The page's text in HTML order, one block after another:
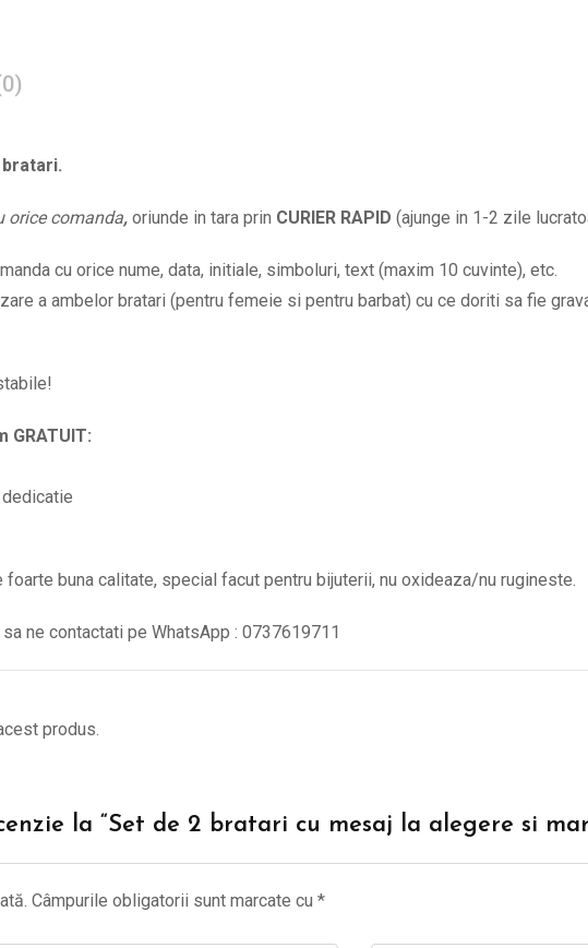
striate
BPC624
quantity
orice comanda, oriunde in tara prin CURIER RAPID (ajunge in 1-2 zile
cu orice nume, data, initiale, simboluri, text (maxim 10 cuvinte), etc.
a ambelor bratari (pentru femeie si pentru barbat) cu ce doriti sa fie
buna calitate, special facut pentru bijuterii, nu oxideaza/nu rugineste.
ne contactati pe WhatsApp : 0737619711
produs.
la “Set de 2 bratari cu mesaj la alegere si
Câmpurile obligatorii sunt marcate cu *